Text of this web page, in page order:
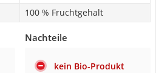
100 % Fruchtgehalt
Nachteile
kein Bio-Produkt